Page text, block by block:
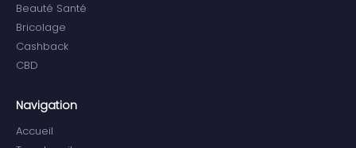
Beauté Santé
Bricolage
Cashback
CBD
Navigation
Accueil